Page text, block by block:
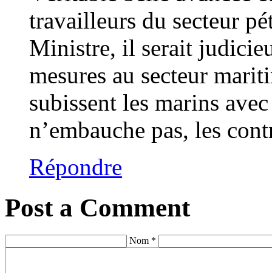
travailleurs du secteur
Ministre, il serait
mesures au secteur
subissent les marins
n’embauche pas, les
Répondre
Post a Comment
Nom *